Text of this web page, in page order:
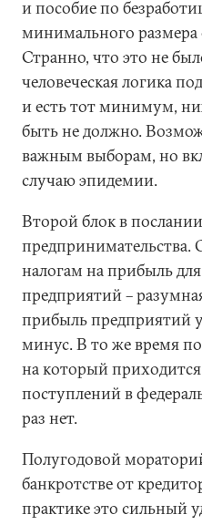
и пособие по
минимального
Странно, что это не
человеческая логика
и есть тот минимум,
быть не должно.
важным выборам, но
случаю эпидемии.
Второй блок в
предпринимательства.
налогам на прибыль
предприятий –
прибыль предприятий
минус. В то же время
на который приходится
поступлений в
раз нет.
Полугодовой
банкротстве от
практике это сильный